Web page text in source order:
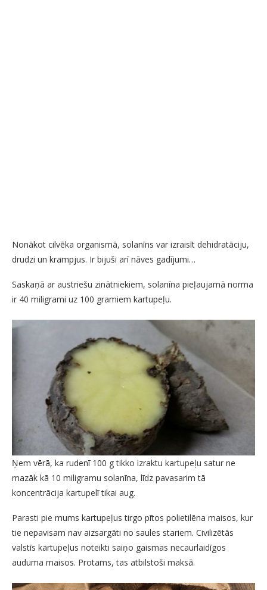
Nonākot cilvēka organismā, solanīns var izraisīt dehidratāciju,
drudzi un krampjus. Ir bijuši arī nāves gadījumi…
Saskaņā ar austriešu zinātniekiem, solanīna pieļaujamā norma
ir 40 miligrami uz 100 gramiem kartupeļu.
Ņem vērā, ka rudenī 100 g tikko izraktu kartupeļu satur ne
mazāk kā 10 miligramu solanīna, līdz pavasarim tā
koncentrācija kartupelī tikai aug.
Parasti pie mums kartupeļus tirgo pītos polietilēna maisos, kur
tie nepavisam nav aizsargāti no saules stariem. Civilizētās
valstīs kartupeļus noteikti saiņo gaismas necaurlaidīgos
auduma maisos. Protams, tas atbilstoši maksā.